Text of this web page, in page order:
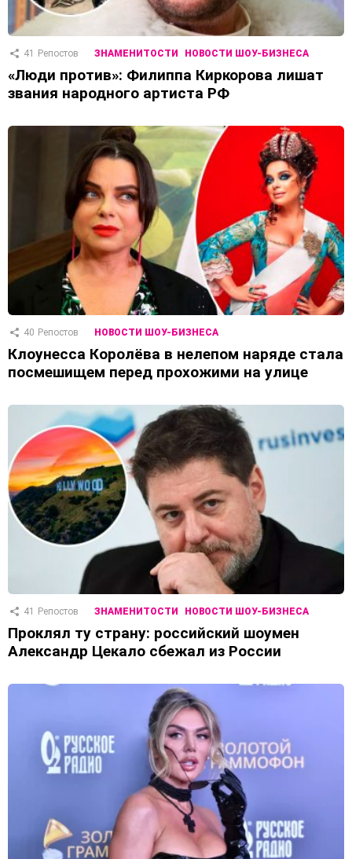
41 Репостов ЗНАМЕНИТОСТИ НОВОСТИ ШОУ-БИЗНЕСА
«Люди против»: Филиппа Киркорова лишат
звания народного артиста РФ
40 Репостов НОВОСТИ ШОУ-БИЗНЕСА
Клоунесса Королёва в нелепом наряде стала
посмешищем перед прохожими на улице
41 Репостов ЗНАМЕНИТОСТИ НОВОСТИ ШОУ-БИЗНЕСА
Проклял ту страну: российский шоумен
Александр Цекало сбежал из России